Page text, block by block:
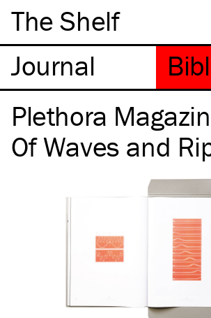
The Shelf
Plethora
Of Waves and